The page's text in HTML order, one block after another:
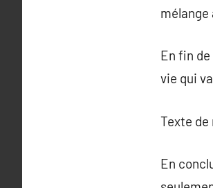
En fin
vie qui
Texte de
En